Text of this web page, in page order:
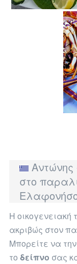
στο
Η οικογενειακή
ακριβώς στον
Μπορείτε να
το δείπνο σας